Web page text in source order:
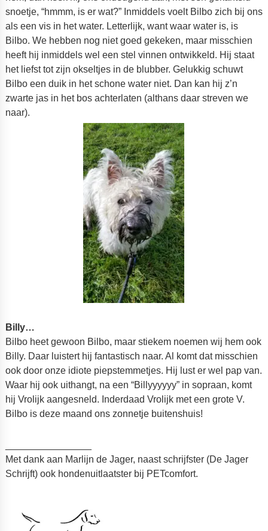
snoetje, “hmmm, is er wat?” Inmiddels voelt Bilbo zich bij ons
als een vis in het water. Letterlijk, want waar water is, is
Bilbo. We hebben nog niet goed gekeken, maar misschien
heeft hij inmiddels wel een stel vinnen ontwikkeld. Hij staat
het liefst tot zijn okseltjes in de blubber. Gelukkig schuwt
Bilbo een duik in het schone water niet. Dan kan hij z’n
zwarte jas in het bos achterlaten (althans daar streven we
naar).
Billy…
Bilbo heet gewoon Bilbo, maar stiekem noemen wij hem ook
Billy. Daar luistert hij fantastisch naar. Al komt dat misschien
ook door onze idiote piepstemmetjes. Hij lust er wel pap van.
Waar hij ook uithangt, na een “Billyyyyyy” in sopraan, komt
hij Vrolijk aangesneld. Inderdaad Vrolijk met een grote V.
Bilbo is deze maand ons zonnetje buitenshuis!
Met dank aan Marlijn de Jager, naast schrijfster (De Jager
Schrijft) ook hondenuitlaatster bij PETcomfort.